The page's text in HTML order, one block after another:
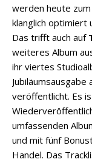
werden heute
klanglich optimiert
Das trifft auch auf
weiteres Album
ihr viertes
veröffentlicht. Es
umfassenden
und mit fünf
Handel. Das